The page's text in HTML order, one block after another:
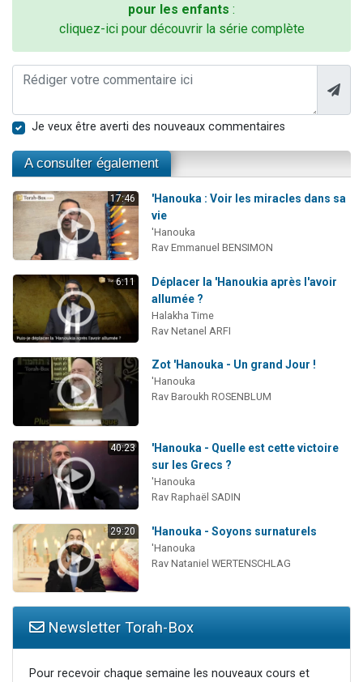
pour les enfants :
cliquez-ici pour découvrir la série complète
Je veux être averti des nouveaux commentaires
A consulter également
17:46
'Hanouka : Voir les miracles dans sa
vie
'Hanouka
Rav Emmanuel BENSIMON
6:11
Déplacer la 'Hanoukia après l'avoir
allumée ?
Halakha Time
Rav Netanel ARFI
Zot 'Hanouka - Un grand Jour !
'Hanouka
Rav Baroukh ROSENBLUM
40:23
'Hanouka - Quelle est cette victoire
sur les Grecs ?
'Hanouka
Rav Raphaël SADIN
29:20 'Hanouka - Soyons surnaturels
'Hanouka
Rav Nataniel WERTENSCHLAG
Newsletter Torah-Box
Pour recevoir chaque semaine les nouveaux cours et